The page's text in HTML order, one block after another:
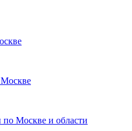
Москве и области